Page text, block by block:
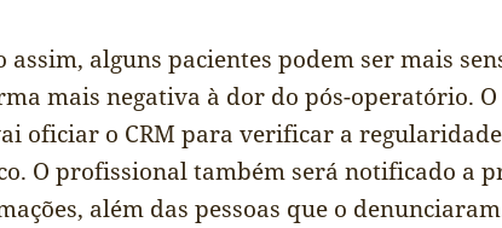
assim, alguns pacientes podem ser mais
mais negativa à dor do pós-operatório.
oficiar o CRM para verificar a
O profissional também será notificado a
além das pessoas que o